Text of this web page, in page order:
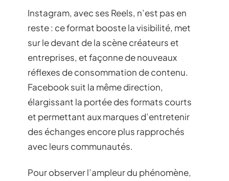
Instagram, avec ses Reels, n’est pas en
reste : ce format booste la visibilité, met
sur le devant de la scène créateurs et
entreprises, et façonne de nouveaux
réflexes de consommation de contenu.
Facebook suit la même direction,
élargissant la portée des formats courts
et permettant aux marques d’entretenir
des échanges encore plus rapprochés
avec leurs communautés.
Pour observer l’ampleur du phénomène,